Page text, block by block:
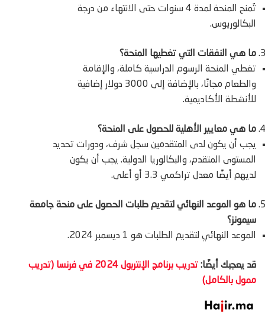
تُمنح المنحة لمدة 4 سنوات حتى الانتهاء من درجة
البكالوريوس.
ما هي النفقات التي تغطيها المنحة؟
تغطي المنحة الرسوم الدراسية كاملة، والإقامة
والطعام مجانًا، بالإضافة إلى 3000 دولار إضافية
للأنشطة الأكاديمية.
ما هي معايير الأهلية للحصول على المنحة؟
يجب أن يكون لدى المتقدمين سجل شرف، ودورات تحديد
المستوى المتقدم، والبكالوريا الدولية. يجب أن يكون
لديهم أيضًا معدل تراكمي 3.3 أو أعلى.
ما هو الموعد النهائي لتقديم طلبات الحصول على منحة جامعة
سيمونز؟
الموعد النهائي لتقديم الطلبات هو 1 ديسمبر 2024.
قد يعجبك أيضًا:
تدريب برنامج الإنتربول 2024 في فرنسا (تدريب
ممول بالكامل)